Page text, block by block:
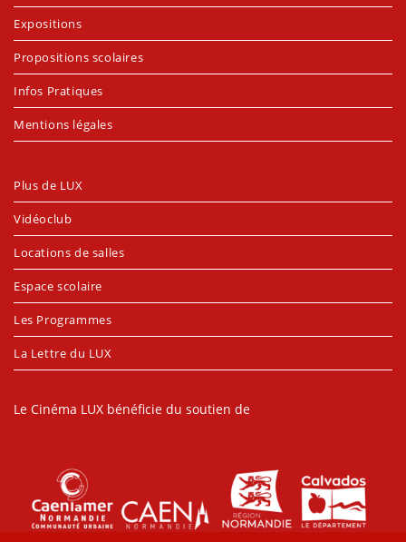
Expositions
Propositions scolaires
Infos Pratiques
Mentions légales
Plus de LUX
Vidéoclub
Locations de salles
Espace scolaire
Les Programmes
La Lettre du LUX
Le Cinéma LUX bénéficie du soutien de